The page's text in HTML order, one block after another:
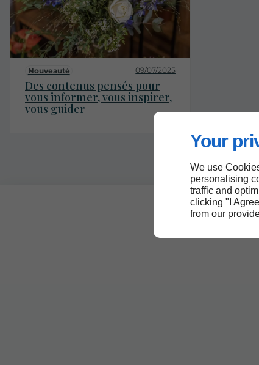
Your
We use
personalising
traffic and
clicking "I
from our
Nouveauté 09/07/2025
Des contenus pensés pour
vous informer, vous inspirer,
vous guider